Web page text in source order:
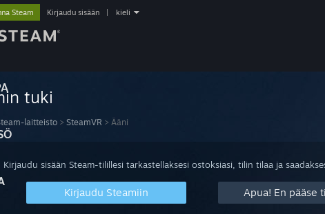
Steam Kirjaudu sisään kieli
tuki
laitteisto > SteamVR > Ääni
Kirjaudu sisään Steam-tilillesi tarkastellaksesi ostoksiasi, tilin tilaa ja
Kirjaudu Steamiin Apua! En pääse